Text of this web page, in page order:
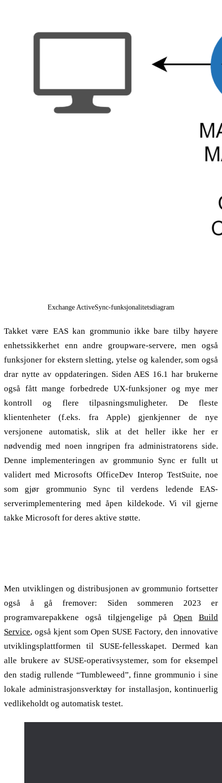
Exchange ActiveSync-funksjonalitetsdiagram
Takket være EAS kan grommunio ikke bare tilby høyere
enhetssikkerhet enn andre groupware-servere, men også
funksjoner for ekstern sletting, ytelse og kalender, som også
drar nytte av oppdateringen. Siden AES 16.1 har brukerne
også fått mange forbedrede UX-funksjoner og mye mer
kontroll og flere tilpasningsmuligheter. De fleste
klientenheter (f.eks. fra Apple) gjenkjenner de nye
versjonene automatisk, slik at det heller ikke her er
nødvendig med noen inngripen fra administratorens side.
Denne implementeringen av grommunio Sync er fullt ut
validert med Microsofts OfficeDev Interop TestSuite, noe
som gjør grommunio Sync til verdens ledende EAS-
serverimplementering med åpen kildekode. Vi vil gjerne
takke Microsoft for deres aktive støtte.
Men utviklingen og distribusjonen av grommunio fortsetter
også å gå fremover: Siden sommeren 2023 er
programvarepakkene også tilgjengelige påOpen
Build
Service, også kjent som Open SUSE Factory, den innovative
utviklingsplattformen til SUSE-fellesskapet. Dermed kan
alle brukere av SUSE-operativsystemer, som for eksempel
den stadig rullende “Tumbleweed”, finne grommunio i sine
lokale administrasjonsverktøy for installasjon, kontinuerlig
vedlikeholdt og automatisk testet.